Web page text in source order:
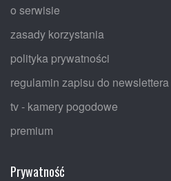
o serwisie
zasady korzystania
polityka prywatności
regulamin zapisu do newslettera
tv - kamery pogodowe
premium
Prywatność